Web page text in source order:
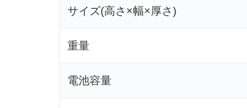
サイズ(高さ×幅×厚さ)
重量
電池容量